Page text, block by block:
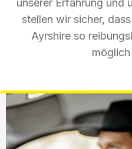
unserer Erfahrung und
stellen wir sicher,
Ayrshire so